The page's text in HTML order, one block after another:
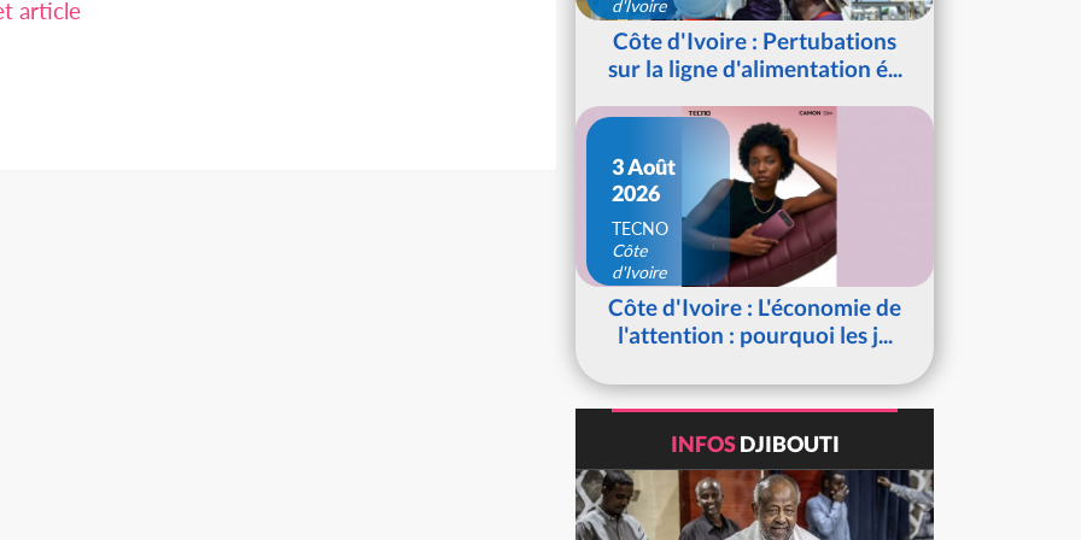
article
d'Ivoire
Côte d'Ivoire : Pertubations
sur la ligne d'alimentation é...
3 Août
2026
TECNO
Côte
d'Ivoire
Côte d'Ivoire : L'économie de
l'attention : pourquoi les j...
INFOSDJIBOUTI